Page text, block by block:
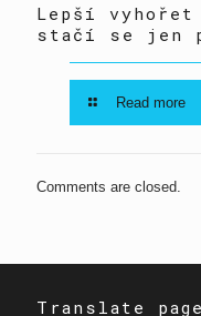
Lepší vyhořet
stačí se jen
Read more
Comments are closed.
Translate